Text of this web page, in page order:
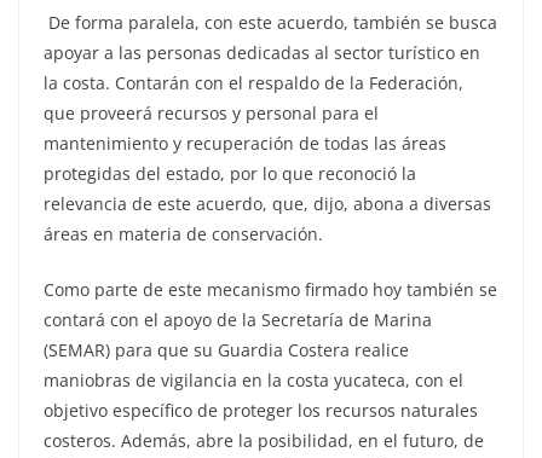
De forma paralela, con este acuerdo, también se busca
apoyar a las personas dedicadas al sector turístico en
la costa. Contarán con el respaldo de la Federación,
que proveerá recursos y personal para el
mantenimiento y recuperación de todas las áreas
protegidas del estado, por lo que reconoció la
relevancia de este acuerdo, que, dijo, abona a diversas
áreas en materia de conservación.
Como parte de este mecanismo firmado hoy también se
contará con el apoyo de la Secretaría de Marina
(SEMAR) para que su Guardia Costera realice
maniobras de vigilancia en la costa yucateca, con el
objetivo específico de proteger los recursos naturales
costeros. Además, abre la posibilidad, en el futuro, de